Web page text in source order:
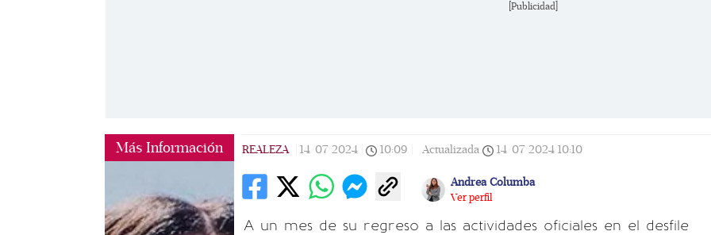
[Publicidad]
Más Información REALEZA 14/07/2024 10:09 Actualizada 14/07/2024 10:10
Andrea Columba
Ver perfil
A un mes de su regreso a las actividades oficiales en el desfile